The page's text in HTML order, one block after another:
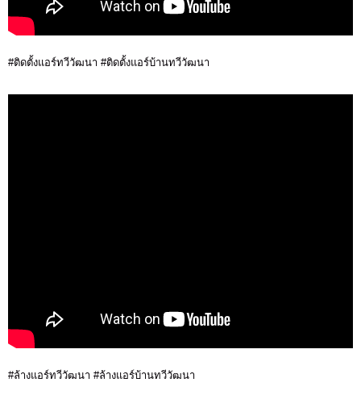
#ติดตั้งแอร์ทวีวัฒนา #ติดตั้งแอร์บ้านทวีวัฒนา
#ล้างแอร์ทวีวัฒนา #ล้างแอร์บ้านทวีวัฒนา